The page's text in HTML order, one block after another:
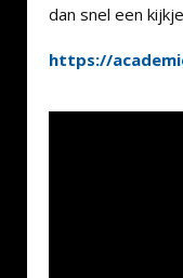
dan snel een
https://